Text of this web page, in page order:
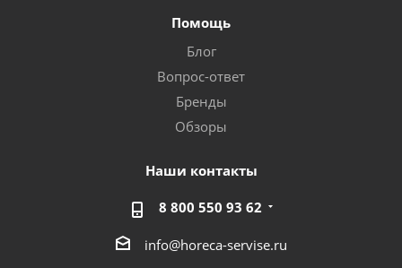
Помощь
Блог
Вопрос-ответ
Бренды
Обзоры
Наши контакты
8 800 550 93 62
info@horeca-servise.ru